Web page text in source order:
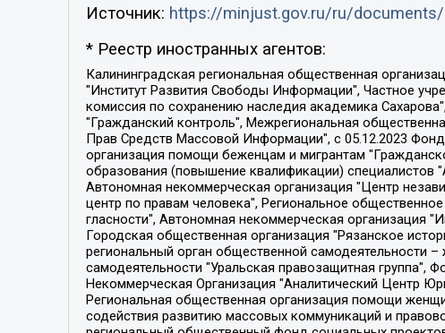
Источник: https://minjust.gov.ru/ru/
* Реестр иностранных агентов:
Калининградская региональная общественная организация "Экозащита!-Женсовет", Фонд содействия защите прав и свобод граждан "Общественный вердикт", Фонд "Институт Развития Свободы Информации", Частное учреждение "Информационное агентство МЕМО. РУ", Региональная общественная организация "Общественная комиссия по сохранению наследия академика Сахарова", Фонд поддержки свободы прессы, Санкт-Петербургская общественная правозащитная организация "Гражданский контроль", Межрегиональная общественная организация "Информационно-просветительский центр "Мемориал", Региональный Фонд "Центр Защиты Прав Средств Массовой Информации", с 05.12.2023 Фонд "Центр Защиты Прав Средств массовой информации", Региональная общественная благотворительная организация помощи беженцам и мигрантам "Гражданское содействие", Негосударственное образовательное учреждение дополнительного профессионального образования (повышение квалификации) специалистов "АКАДЕМИЯ ПО ПРАВАМ ЧЕЛОВЕКА", Свердловская региональная общественная организация "Сутяжник", Автономная некоммерческая организация "Центр независимых социологических исследований", Союз общественных объединений "Российский исследовательский центр по правам человека", Региональное общественное учреждение научно-информационный центр "МЕМОРИАЛ", Некоммерческая организация "Фонд защиты гласности", Автономная некоммерческая организация "Институт прав человека", Городская общественная организация "Екатеринбургское общество "МЕМОРИАЛ", Городская общественная организация "Рязанское историко-просветительское и правозащитное общество "Мемориал" (Рязанский Мемориал), Челябинский региональный орган общественной самодеятельности – женское общественное объединение "Женщины Евразии", Челябинский региональный орган общественной самодеятельности "Уральская правозащитная группа", Фонд содействия защите здоровья и социальной справедливости имени Андрея Рылькова, Автономная Некоммерческая Организация "Аналитический Центр Юрия Левады", Автономная некоммерческая организация социальной поддержки населения "Проект Апрель", Региональная общественная организация помощи женщинам и детям, находящимся в кризисной ситуации "Информационно-методический центр "Анна", Фонд содействия развитию массовых коммуникаций и правовому просвещению "Так-так-Так", Фонд содействия устойчивому развитию "Серебряная тайга", Свердловский региональный общественный фонд социальных проектов "Новое время", "Idel.Реалии", Кавказ.Реалии, Крым.Реалии, Телеканал Настоящее Время, Татаро-башкирская служба Радио Свобода (Azatliq Radiosi), Радио Свободная Европа/Радио Свобода (PCE/PC), "Сибирь.Реалии", "Фактограф", Благотворительный фонд помощи осужденным и их семьям, Автономная некоммерческая организация "Институт глобализации и социальных движений", Фонд "В защиту прав заключенных", Частное учреждение "Центр поддержки и содействия развитию средств массовой информации", Пензенский региональный общественный благотворительный фонд "Гражданский союз", "Север.Реалии", Некоммерческая организация Фонд "Правовая инициатива", Общество с ограниченной ответственностью "Радио Свободная Европа/Радио Свобода", Чешское информационное агентство "MEDIUM-ORIENT", Красноярская региональная общественная организация "Мы против СПИДа", Камалягин Денис Николаевич, Маркелов Сергей Евгеньевич, Пономарев Лев Александрович,